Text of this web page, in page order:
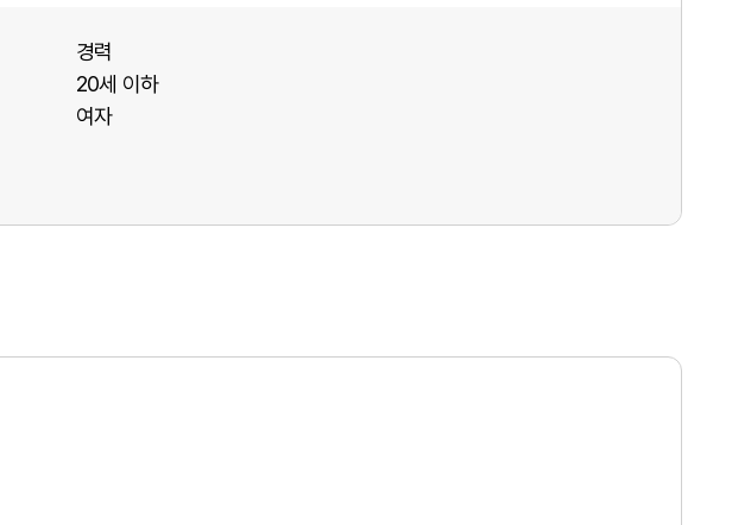
경력
20세 이하
여자